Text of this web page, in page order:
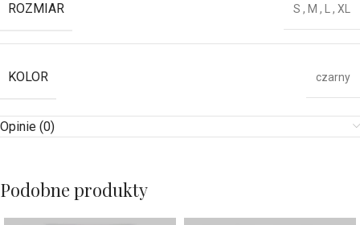
ROZMIAR S , M , L, XL
KOLOR czarny
Opinie (0)
Podobne produkty